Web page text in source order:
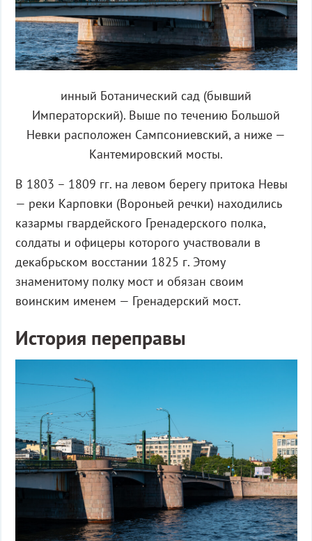
инный Ботанический сад (бывший
Императорский). Выше по течению Большой
Невки расположен Сампсониевский, а ниже —
Кантемировский мосты.
В 1803 – 1809 гг. на левом берегу притока Невы
— реки Карповки (Вороньей речки) находились
казармы гвардейского Гренадерского полка,
солдаты и офицеры которого участвовали в
декабрьском восстании 1825 г. Этому
знаменитому полку мост и обязан своим
воинским именем — Гренадерский мост.
История переправы